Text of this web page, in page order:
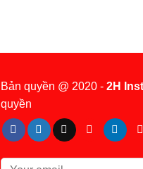
Bản quyền @ 2020 - 2H
quyền